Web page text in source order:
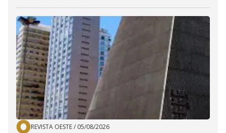
REVISTA OESTE/ 05/08/2026